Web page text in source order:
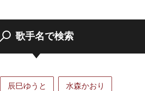
歌手名で検索
辰巳ゆうと 水森かおり